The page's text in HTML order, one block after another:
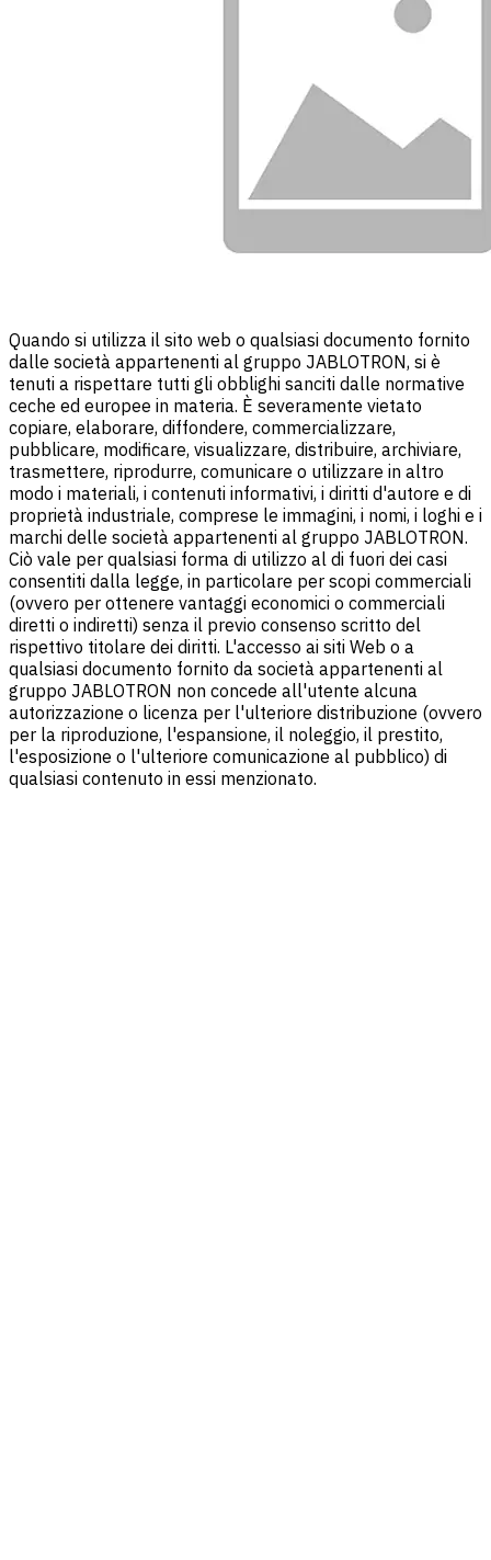
Quando si utilizza il sito web o qualsiasi documento fornito
dalle società appartenenti al gruppo JABLOTRON, si è
tenuti a rispettare tutti gli obblighi sanciti dalle normative
ceche ed europee in materia. È severamente vietato
copiare, elaborare, diffondere, commercializzare,
pubblicare, modificare, visualizzare, distribuire, archiviare,
trasmettere, riprodurre, comunicare o utilizzare in altro
modo i materiali, i contenuti informativi, i diritti d'autore e di
proprietà industriale, comprese le immagini, i nomi, i loghi e i
marchi delle società appartenenti al gruppo JABLOTRON.
Ciò vale per qualsiasi forma di utilizzo al di fuori dei casi
consentiti dalla legge, in particolare per scopi commerciali
(ovvero per ottenere vantaggi economici o commerciali
diretti o indiretti) senza il previo consenso scritto del
rispettivo titolare dei diritti. L'accesso ai siti Web o a
qualsiasi documento fornito da società appartenenti al
gruppo JABLOTRON non concede all'utente alcuna
autorizzazione o licenza per l'ulteriore distribuzione (ovvero
per la riproduzione, l'espansione, il noleggio, il prestito,
l'esposizione o l'ulteriore comunicazione al pubblico) di
qualsiasi contenuto in essi menzionato.